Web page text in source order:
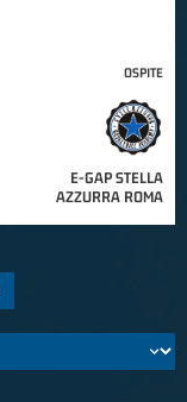
OSPITE
E-GAP STELLA
AZZURRA ROMA